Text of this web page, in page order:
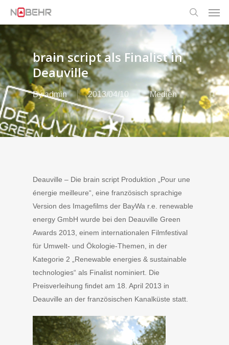
main
content
search
brain script als Finalist in
Deauville
By admin 2013/04/10 Medien
Deauville – Die brain script Produktion „Pour une
énergie meilleure“, eine französisch sprachige
Version des Imagefilms der BayWa r.e. renewable
energy GmbH wurde bei den Deauville Green
Awards 2013, einem internationalen Filmfestival
für Umwelt- und Ökologie-Themen, in der
Kategorie 2 „Renewable energies & sustainable
technologies“ als Finalist nominiert. Die
Preisverleihung findet am 18. April 2013 in
Deauville an der französischen Kanalküste statt.